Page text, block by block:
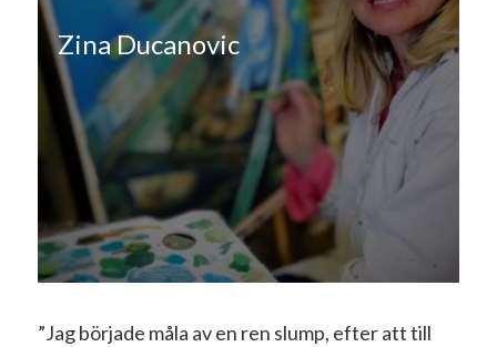
Zina Ducanovic
”Jag började måla av en ren slump, efter att till